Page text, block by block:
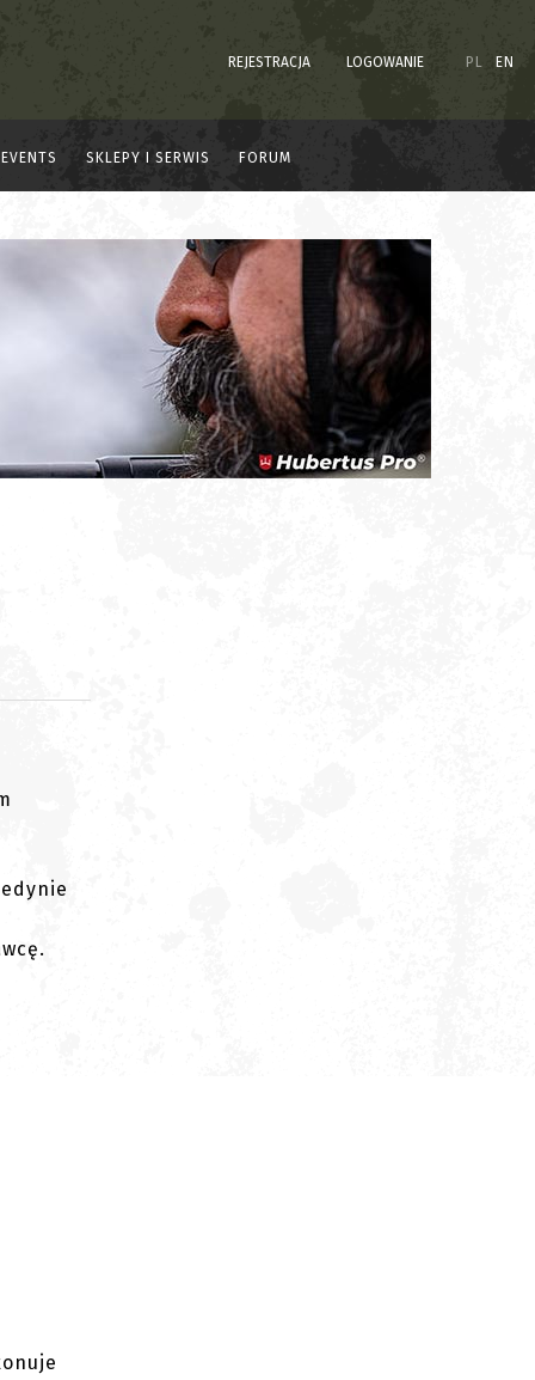
REJESTRACJA LOGOWANIE PL EN
EVENTS SKLEPY I SERWIS FORUM